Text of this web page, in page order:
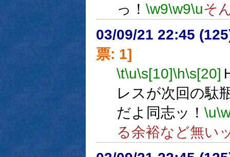
っ！ \w9\w9\uそ
03/09/21 22:45
票: 1]
\t\u\s[10]\h\s[20]
レスが次回の駄
だよ同志ッ！ \u
る余裕など無い